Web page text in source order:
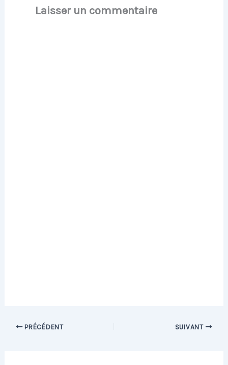
Laisser un commentaire
PRÉCÉDENT SUIVANT